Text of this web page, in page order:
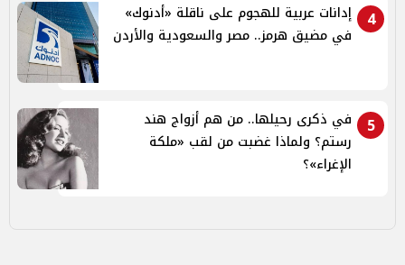
4
إدانات عربية للهجوم على ناقلة «أدنوك»
في مضيق هرمز.. مصر والسعودية والأردن
5
في ذكرى رحيلها.. من هم أزواج هند
رستم؟ ولماذا غضبت من لقب «ملكة
الإغراء»؟